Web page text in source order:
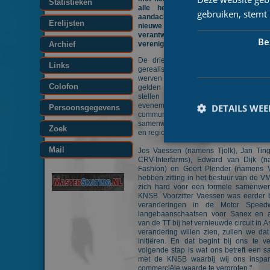
Statistieken
Erelijsten
Archief
Links
Colofon
Persoonsgegevens
Zoek
Mail
alle helden, volle tribunes en
aandacht drie speerpunten. "De
nieuwe impulsen nodig en we willen
verantwoordelijk nemen", zegt
vereniging, Jos Vaessen.
De drie speerpunten moeten de
gerealiseerd worden door gezamenlijk
werven en verdienmodellen te
gelden te steken in onder andere het
stellen van beelden aan media,
evenementen, acties in
communicatie. De VMS zoekt
samenwerking met de KNSB,
en regio's.
Jos Vaessen (namens Tjolk), Jan
CRV-Interfarms), Edward van Dijk
Fashion) en Geert Plender (namens
hebben zitting in het bestuur van de
zich hard voor een formele
KNSB. Voorzitter Vaessen was eerder
veranderingen in de Motor
langebaanschaatsen voor Sanex en
van de TT bij het vernieuwde circuit in
verandering willen zien, zullen we
initiëren. En dat begint bij ons te
volgende stap is wat ons betreft een
met de KNSB waarbij wij ons
commerciële waarde te vergroten."
gebruiken,
DETAILS
Prestatiecookies
niet worden gebruikt
Naam
_ga